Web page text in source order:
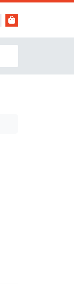
Account
Cart